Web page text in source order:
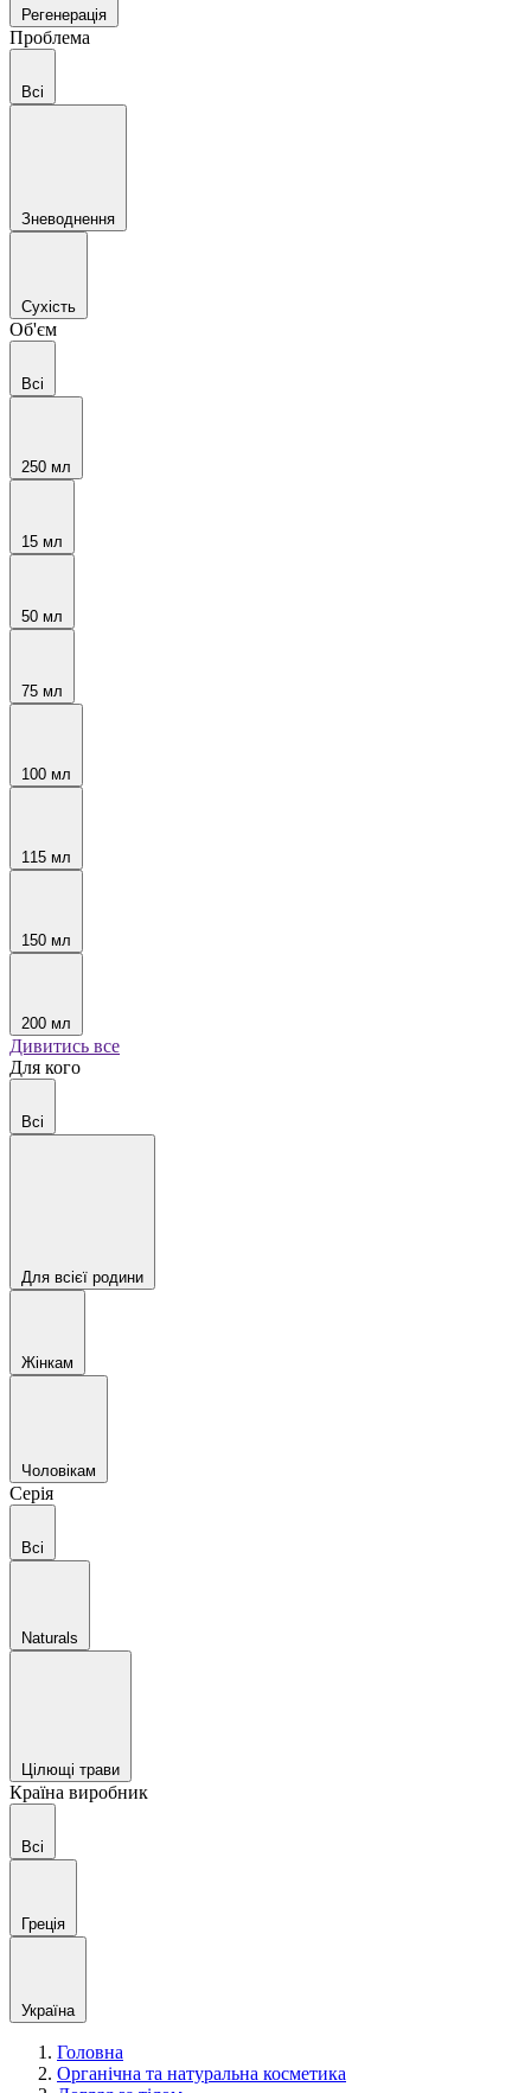
Регенерація
Проблема
Всі
Зневоднення
Сухість
Об'єм
Всі
250 мл
15 мл
50 мл
75 мл
100 мл
115 мл
150 мл
200 мл
Дивитись все
Для кого
Всі
Для всієї родини
Жінкам
Чоловікам
Серія
Всі
Naturals
Цілющі трави
Країна виробник
Всі
Греція
Україна
Головна
Органічна та натуральна косметика